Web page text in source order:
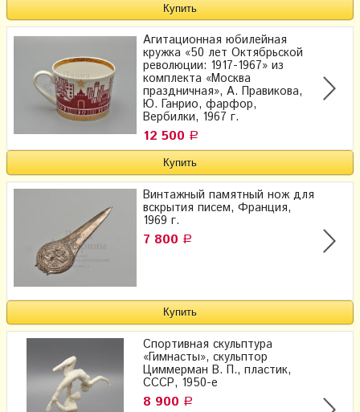
Агитационная юбилейная
кружка «50 лет Октябрьской
революции: 1917-1967» из
комплекта «Москва
праздничная», А. Правикова,
Ю. Ганрио, фарфор,
Вербилки, 1967 г.
12 500 Р
Винтажный памятный нож для
вскрытия писем, Франция,
1969 г.
7 800 Р
Спортивная скульптура
«Гимнасты», скульптор
Циммерман В. П., пластик​,
СССР, 1950-е
8 900 Р